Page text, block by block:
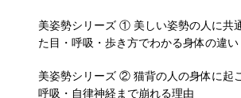
美姿勢シリーズ ① 美しい姿勢の人に共
た目・呼吸・歩き方でわかる身体の違い
美姿勢シリーズ ② 猫背の人の身体に起
呼吸・自律神経まで崩れる理由